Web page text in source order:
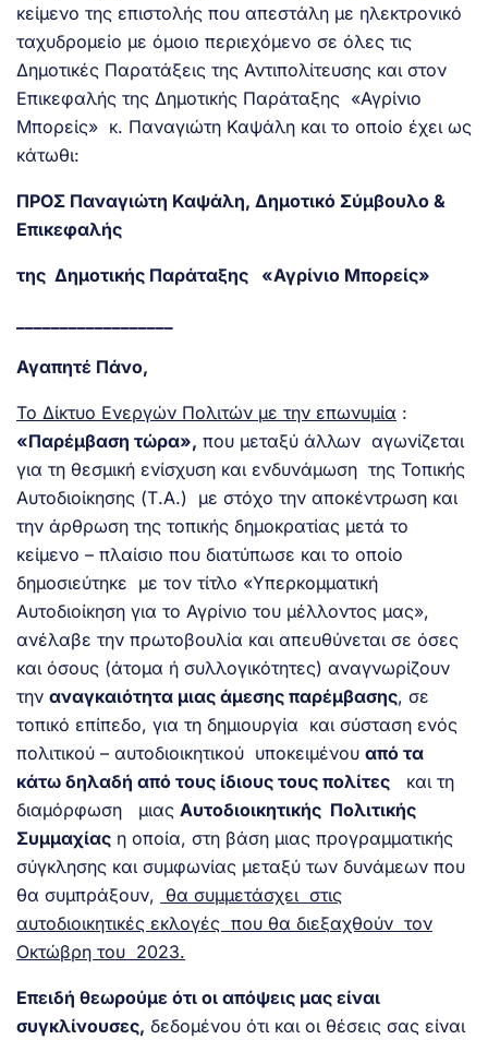
κείμενο της επιστολής που απεστάλη με ηλεκτρονικό
ταχυδρομείο με όμοιο περιεχόμενο σε όλες τις
Δημοτικές Παρατάξεις της Αντιπολίτευσης και στον
Επικεφαλής της Δημοτικής Παράταξης «Αγρίνιο
Μπορείς» κ. Παναγιώτη Καψάλη και το οποίο έχει ως
κάτωθι:
ΠΡΟΣ Παναγιώτη Καψάλη, Δημοτικό Σύμβουλο &
Επικεφαλής
της Δημοτικής Παράταξης «Αγρίνιο Μπορείς»
Αγαπητέ Πάνο,
Το Δίκτυο Ενεργών Πολιτών με την επωνυμία :
«Παρέμβαση τώρα», που μεταξύ άλλων αγωνίζεται
για τη θεσμική ενίσχυση και ενδυνάμωση της Τοπικής
Αυτοδιοίκησης (Τ.Α.) με στόχο την αποκέντρωση και
την άρθρωση της τοπικής δημοκρατίας μετά το
κείμενο – πλαίσιο που διατύπωσε και το οποίο
δημοσιεύτηκε με τον τίτλο «Υπερκομματική
Αυτοδιοίκηση για το Αγρίνιο του μέλλοντος μας»,
ανέλαβε την πρωτοβουλία και απευθύνεται σε όσες
και όσους (άτομα ή συλλογικότητες) αναγνωρίζουν
την αναγκαιότητα μιας άμεσης παρέμβασης, σε
τοπικό επίπεδο, για τη δημιουργία και σύσταση ενός
πολιτικού – αυτοδιοικητικού υποκειμένου από τα
κάτω δηλαδή από τους ίδιους τους πολίτες και τη
διαμόρφωση μιας Αυτοδιοικητικής Πολιτικής
Συμμαχίας η οποία, στη βάση μιας προγραμματικής
σύγκλησης και συμφωνίας μεταξύ των δυνάμεων που
θα συμπράξουν, θα συμμετάσχει στις
αυτοδιοικητικές εκλογές που θα διεξαχθούν τον
Οκτώβρη του 2023.
Επειδή θεωρούμε ότι οι απόψεις μας είναι
συγκλίνουσες, δεδομένου ότι και οι θέσεις σας είναι